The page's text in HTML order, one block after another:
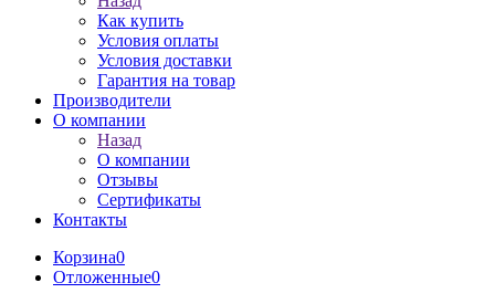
Как купить
Условия оплаты
Условия доставки
Гарантия на товар
Производители
О компании
Назад
О компании
Отзывы
Сертификаты
Контакты
Корзина0
Отложенные0